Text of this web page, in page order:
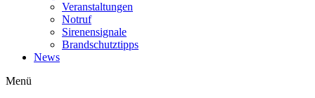
Veranstaltungen
Notruf
Sirenensignale
Brandschutztipps
News
Menü